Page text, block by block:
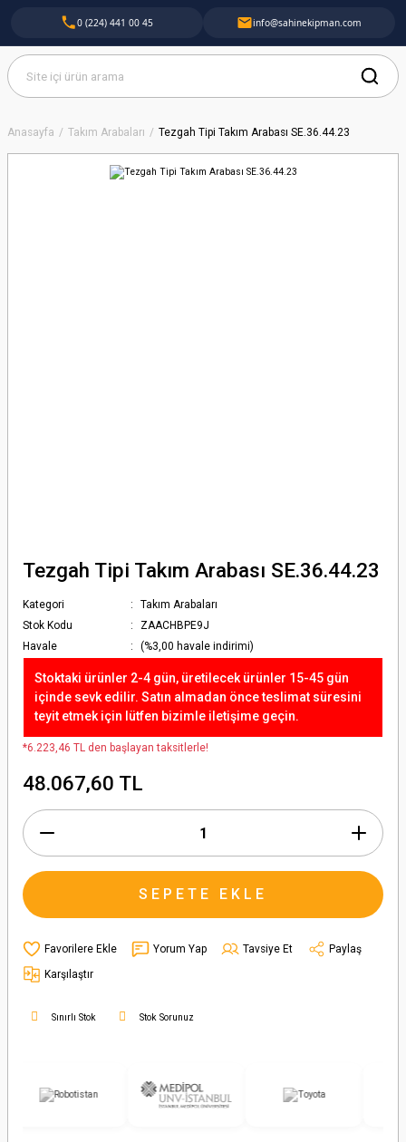
Anasayfa Takım Arabaları Tezgah Tipi Takım Arabası SE.36.44.23
Tezgah Tipi Takım Arabası SE.36.44.23
Kategori
Takım Arabaları
Stok Kodu
ZAACHBPE9J
Havale
(%3,00 havale indirimi)
Stoktaki ürünler 2-4 gün, üretilecek ürünler 15-45 gün
içinde sevk edilir. Satın almadan önce teslimat süresini
teyit etmek için lütfen bizimle iletişime geçin.
*6.223,46 TL den başlayan taksitlerle!
48.067,60 TL
SEPETE EKLE
Yorum Yap Tavsiye Et
Paylaş
Karşılaştır
Sınırlı Stok Stok Sorunuz
0 (224) 441 00 45 info@sahinekipman.com